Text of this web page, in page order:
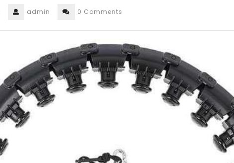
admin 0 Comments